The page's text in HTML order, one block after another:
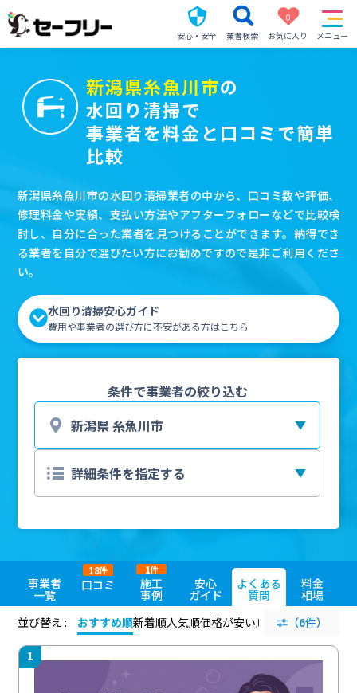
安心・安全 業者検索
0
お気に入り
メニュー
新潟県糸魚川市の
水回り清掃で
事業者を料金と口コミで簡単
比較
新潟県糸魚川市の水回り清掃業者の中から、口コミ数や評価、
修理料金や実績、支払い方法やアフターフォローなどで比較検
討し、自分に合った業者を見つけることができます。納得でき
る業者を自分で選びたい方にお勧めですので是非ご利用くださ
い。
水回り清掃安心ガイド
費用や事業者の選び方に不安がある方はこちら
条件で事業者の絞り込む
事業者
一覧
口コミ
18件
施工
事例
1件
安心
ガイド
よくある
質問
料金
相場
並び替え :
おすすめ順新着順人気順価格が安い順 評価が高い順
（6件）
1